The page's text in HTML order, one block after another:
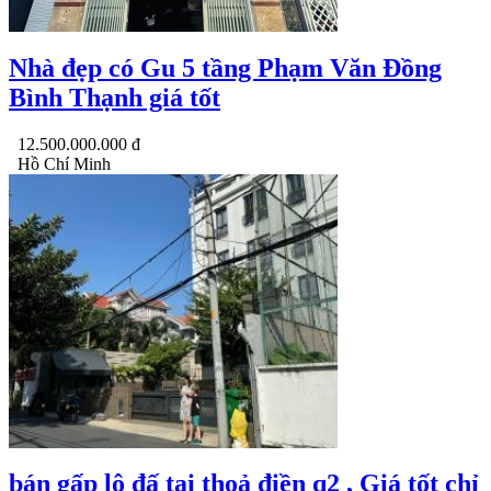
Nhà đẹp có Gu 5 tầng Phạm Văn Đồng
Bình Thạnh giá tốt
12.500.000.000 đ
Hồ Chí Minh
bán gấp lô đấ tại thoả điền q2 , Giá tốt chỉ